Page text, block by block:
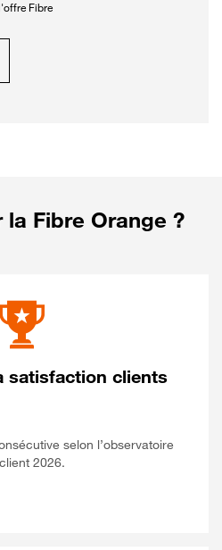
Fibre
Fibre Orange ?
satisfaction clients
selon l’observatoire
2026.